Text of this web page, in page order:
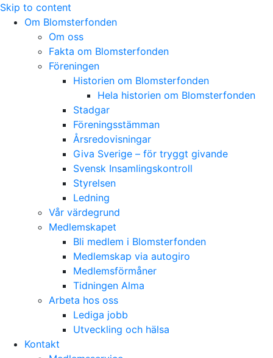
Skip to content
Om Blomsterfonden
Om oss
Fakta om Blomsterfonden
Föreningen
Historien om Blomsterfonden
Hela historien om Blomsterfonden
Stadgar
Föreningsstämman
Årsredovisningar
Giva Sverige – för tryggt givande
Svensk Insamlingskontroll
Styrelsen
Ledning
Vår värdegrund
Medlemskapet
Bli medlem i Blomsterfonden
Medlemskap via autogiro
Medlemsförmåner
Tidningen Alma
Arbeta hos oss
Lediga jobb
Utveckling och hälsa
Kontakt